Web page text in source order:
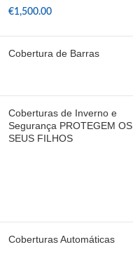
€1,500.00
Cobertura de Barras
Coberturas de Inverno e
Segurança PROTEGEM OS
SEUS FILHOS
Coberturas Automáticas